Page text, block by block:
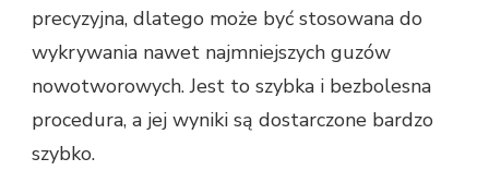
precyzyjna, dlatego może być stosowana do
wykrywania nawet najmniejszych guzów
nowotworowych. Jest to szybka i bezbolesna
procedura, a jej wyniki są dostarczone bardzo
szybko.